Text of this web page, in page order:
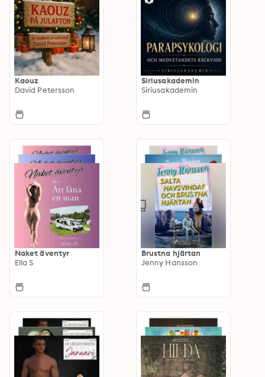
Kaouz
David Petersson
Siriusakademin
Siriusakademin
Naket äventyr
Ella S
Brustna hjärtan
Jenny Hansson